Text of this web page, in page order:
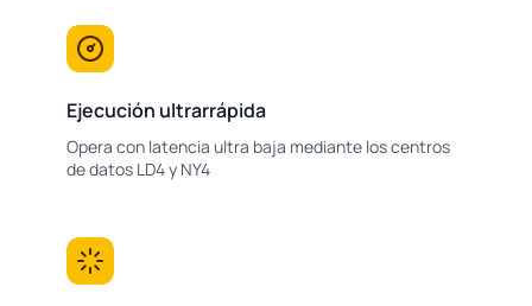
Ejecución ultrarrápida
Opera con latencia ultra baja mediante los centros
de datos LD4 y NY4